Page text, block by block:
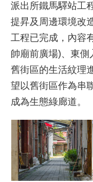
派出所鐵馬驛站工
提昇及周邊環境改
工程已完成，內容
帥廟前廣場)、東
舊街區的生活紋理
望以舊街區作為串
成為生態綠廊道。